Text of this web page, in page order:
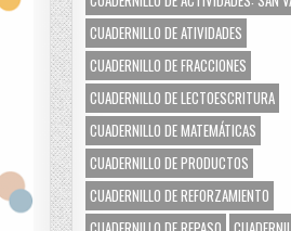
CUADERNILLO DE ATIVIDADES
CUADERNILLO DE FRACCIONES
CUADERNILLO DE LECTOESCRITURA
CUADERNILLO DE MATEMÁTICAS
CUADERNILLO DE PRODUCTOS
CUADERNILLO DE REFORZAMIENTO